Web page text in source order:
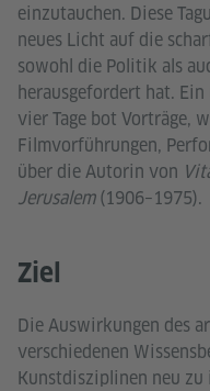
einzutauchen. Diese
neues Licht auf die
sowohl die Politik als
herausgefordert hat.
vier Tage bot Vorträge,
Filmvorführungen,
über die Autorin von
Jerusalem(1906–1975).
Ziel
Die Auswirkungen des
verschiedenen
Kunstdisziplinen neu zu